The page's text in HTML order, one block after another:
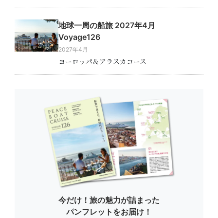
地球一周の船旅 2027年4月
Voyage126
2027年4月
ヨーロッパ＆アラスカコース
今だけ！旅の魅力が詰まった
パンフレットをお届け！